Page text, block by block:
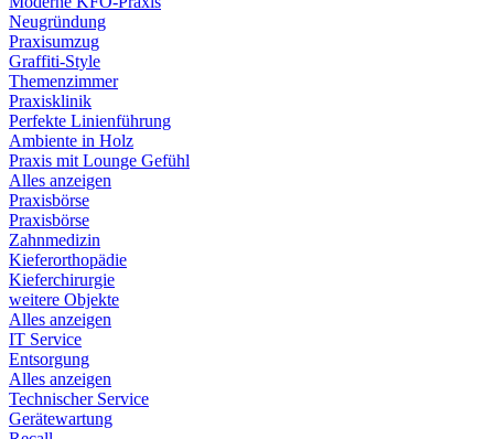
Neugründung
Praxisumzug
Graffiti-Style
Themenzimmer
Praxisklinik
Perfekte Linienführung
Ambiente in Holz
Praxis mit Lounge Gefühl
Alles anzeigen
Praxisbörse
Praxisbörse
Zahnmedizin
Kieferorthopädie
Kieferchirurgie
weitere Objekte
Alles anzeigen
IT Service
Entsorgung
Alles anzeigen
Technischer Service
Gerätewartung